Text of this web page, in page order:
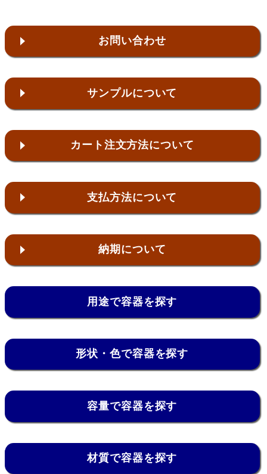
お問い合わせ
サンプルについて
カート注文方法について
支払方法について
納期について
用途で容器を探す
形状・色で容器を探す
容量で容器を探す
材質で容器を探す